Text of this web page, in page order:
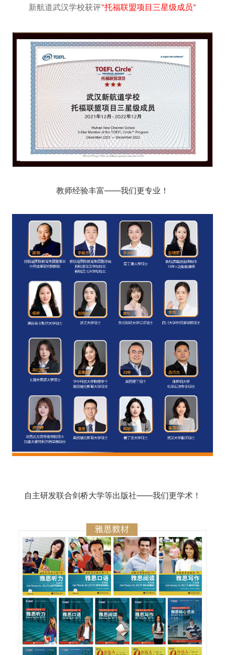
新航道武汉学校获评“托福联盟项目三星级成员”
教师经验丰富——我们更专业！
自主研发联合剑桥大学等出版社——我们更学术！